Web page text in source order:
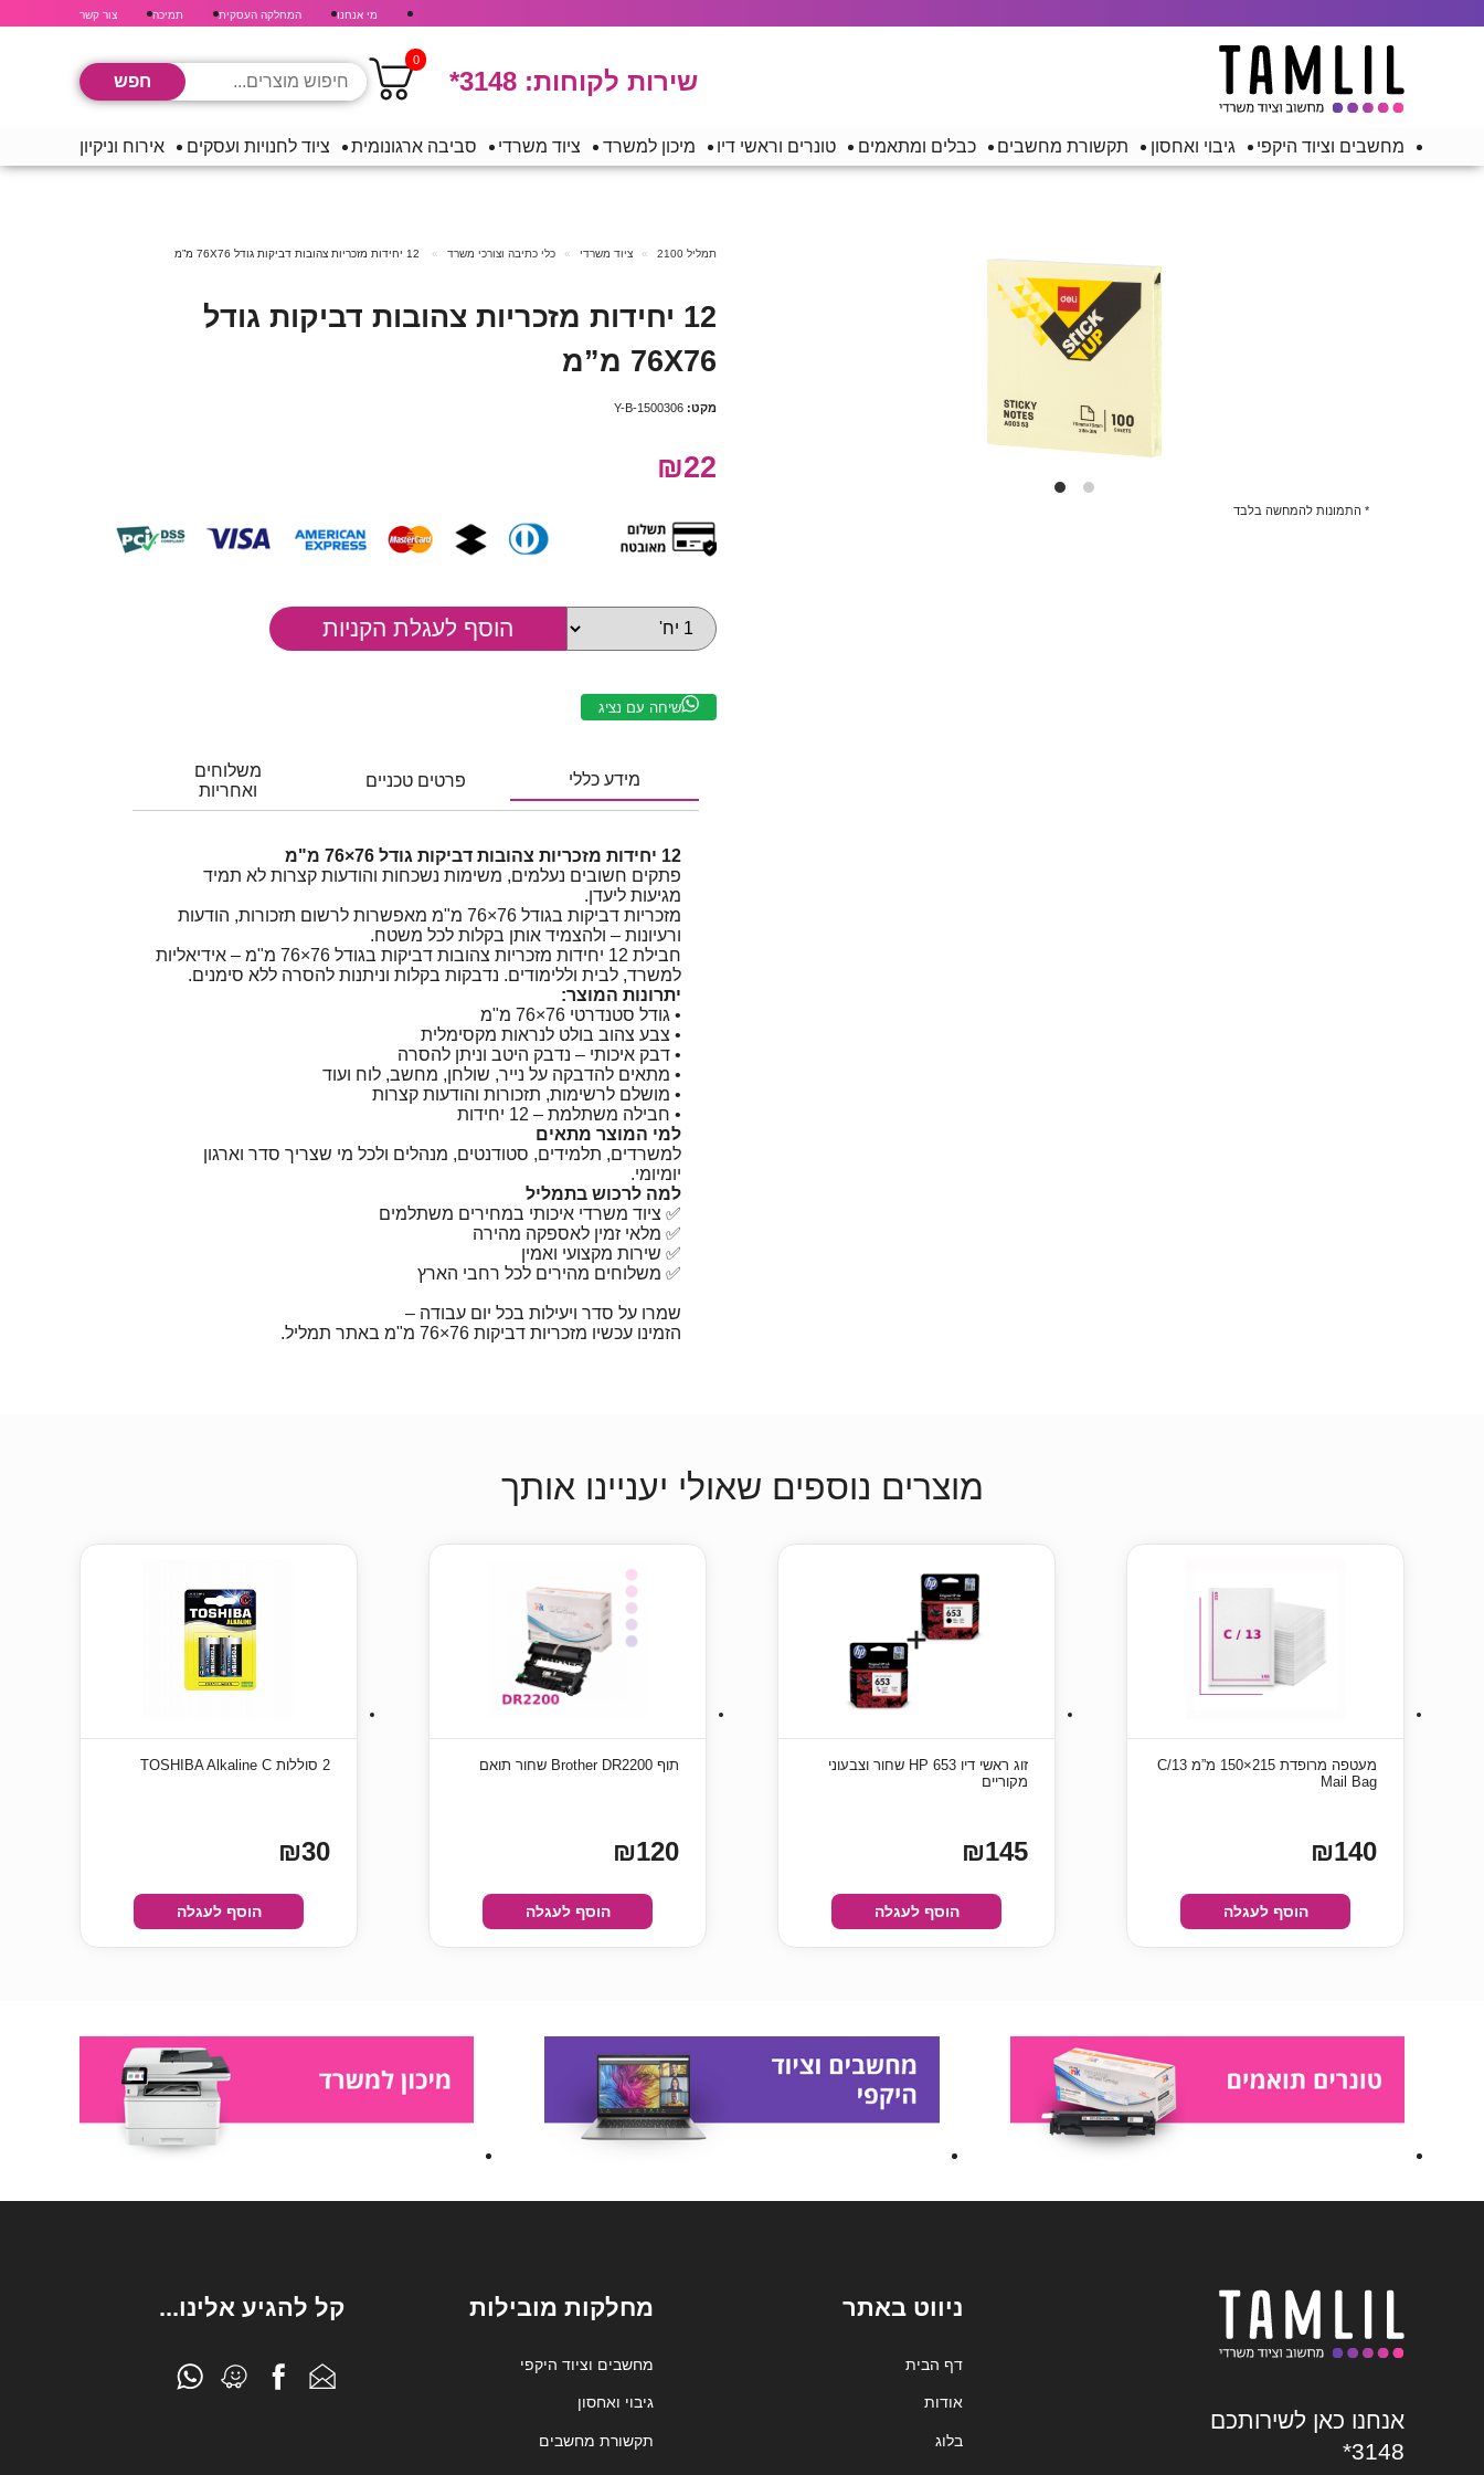
מי אנחנו המחלקה העסקית תמיכה צור קשר
שירות לקוחות: *3148
0
מחשבים וציוד היקפי גיבוי ואחסון תקשורת מחשבים כבלים ומתאמים טונרים וראשי דיו מיכון למשרד ציוד משרדי סביבה ארגונומית ציוד לחנויות ועסקים אירוח וניקיון
* התמונות להמחשה בלבד
תמליל 2100 ציוד משרדי כלי כתיבה וצורכי משרד
12 יחידות מזכריות צהובות דביקות גודל
76X76 מ”מ
מקט: Y-B-1500306
₪22
שיחה עם נציג
מידע כללי פרטים טכניים
משלוחים
ואחריות
12 יחידות מזכריות צהובות דביקות גודל 76×76 מ"מ
פתקים חשובים נעלמים, משימות נשכחות והודעות קצרות לא תמיד
מגיעות ליעדן.
מזכריות דביקות בגודל 76×76 מ"מ מאפשרות לרשום תזכורות, הודעות
ורעיונות – ולהצמיד אותן בקלות לכל משטח.
חבילת 12 יחידות מזכריות צהובות דביקות בגודל 76×76 מ"מ – אידיאליות
למשרד, לבית וללימודים. נדבקות בקלות וניתנות להסרה ללא סימנים.
יתרונות המוצר:
• גודל סטנדרטי ‎76×76 מ"מ
• צבע צהוב בולט לנראות מקסימלית
• דבק איכותי – נדבק היטב וניתן להסרה
• מתאים להדבקה על נייר, שולחן, מחשב, לוח ועוד
• מושלם לרשימות, תזכורות והודעות קצרות
• חבילה משתלמת – 12 יחידות
למי המוצר מתאים
למשרדים, תלמידים, סטודנטים, מנהלים ולכל מי שצריך סדר וארגון
יומיומי.
למה לרכוש בתמליל
✅ ציוד משרדי איכותי במחירים משתלמים
✅ מלאי זמין לאספקה מהירה
✅ שירות מקצועי ואמין
✅ משלוחים מהירים לכל רחבי הארץ
שמרו על סדר ויעילות בכל יום עבודה –
הזמינו עכשיו מזכריות דביקות 76×76 מ"מ באתר תמליל.
מוצרים נוספים שאולי יעניינו אותך
מעטפה מרופדת 215×150 מ”מ C/13
Mail Bag
₪140
הוסף לעגלה
זוג ראשי דיו HP 653 שחור וצבעוני
מקוריים
₪145
הוסף לעגלה
תוף Brother DR2200 שחור תואם
₪120
הוסף לעגלה
2 סוללות TOSHIBA Alkaline C
₪30
הוסף לעגלה
אנחנו כאן לשירותכם
*3148
ניווט באתר
דף הבית
אודות
בלוג
מחלקות מובילות
מחשבים וציוד היקפי
גיבוי ואחסון
תקשורת מחשבים
קל להגיע אלינו...